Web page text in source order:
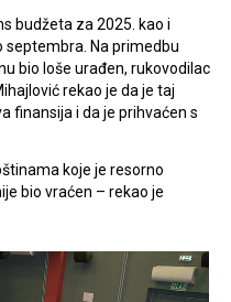
budžeta za 2025. kao i
septembra. Na primedbu
bio loše urađen, rukovodilac
rekao je da je taj
finansija i da je prihvaćen s
koje je resorno
bio vraćen – rekao je